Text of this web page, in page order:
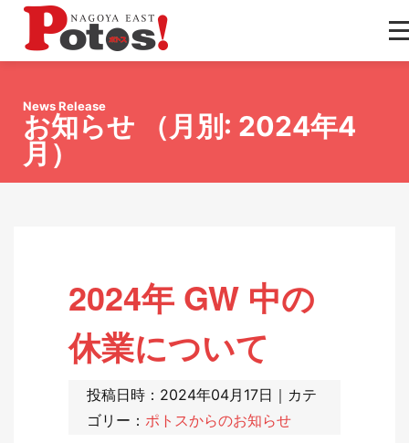
News Release
お知らせ （月別: 2024年4
月）
2024年 GW 中の
休業について
投稿日時：2024年04月17日｜カテ
ゴリー： ポトスからのお知らせ